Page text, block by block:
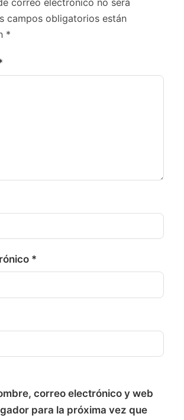
correo electrónico no será
campos obligatorios están
*
*
correo electrónico y web
para la próxima vez que